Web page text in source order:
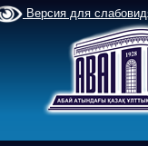
Версия для